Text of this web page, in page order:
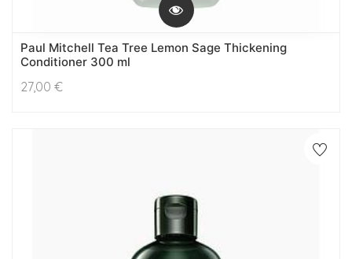
Paul Mitchell Tea Tree Lemon Sage Thickening
Conditioner 300 ml
27,00 €